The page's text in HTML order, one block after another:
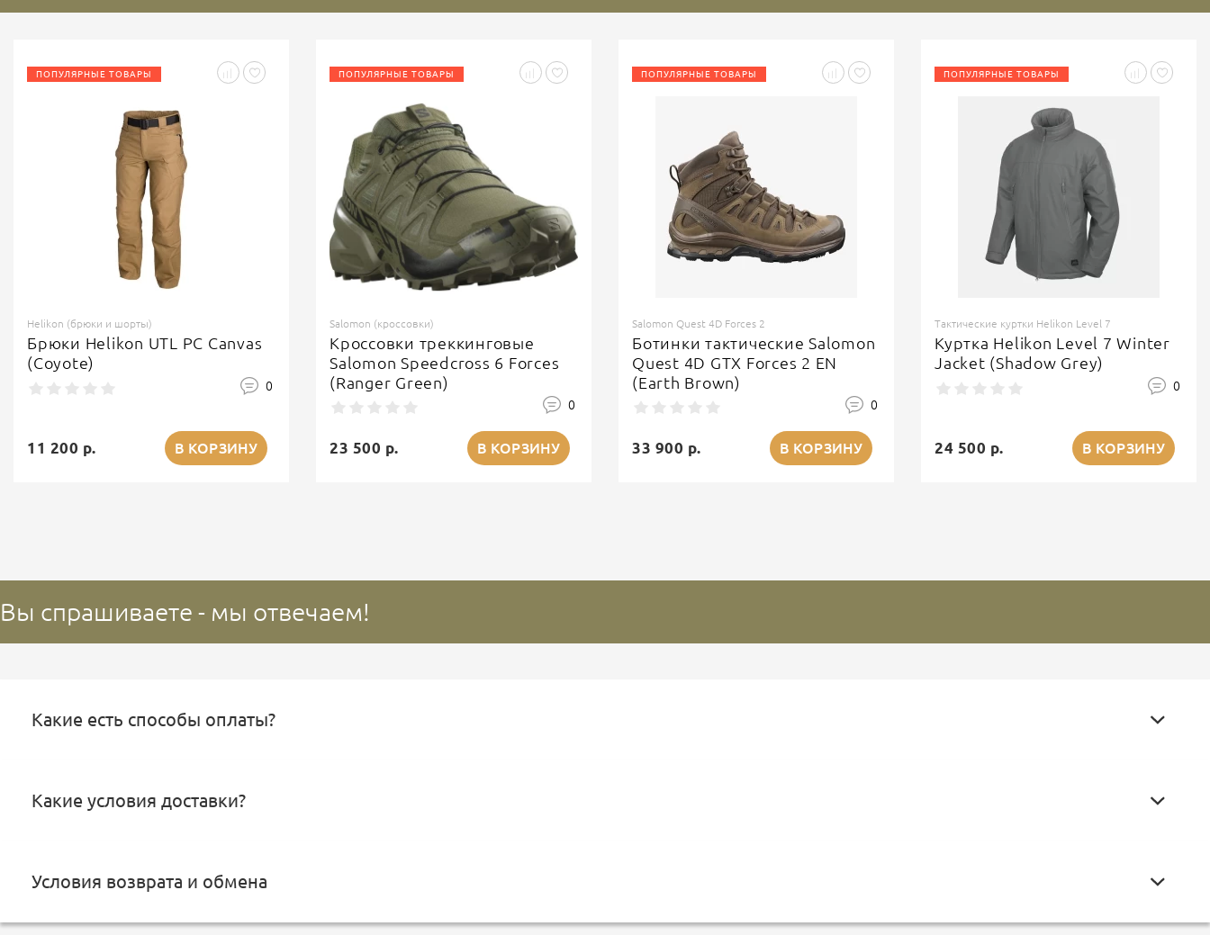
ПОПУЛЯРНЫЕ ТОВАРЫ
Helikon (брюки и шорты)
Брюки Helikon UTL PC Canvas
(Coyote)
0
11 200 р. В КОРЗИНУ
ПОПУЛЯРНЫЕ ТОВАРЫ
Salomon (кроссовки)
Кроссовки треккинговые
Salomon Speedcross 6 Forces
(Ranger Green)
0
23 500 р. В КОРЗИНУ
ПОПУЛЯРНЫЕ ТОВАРЫ
Salomon Quest 4D Forces 2
Ботинки тактические Salomon
Quest 4D GTX Forces 2 EN
(Earth Brown)
0
33 900 р. В КОРЗИНУ
ПОПУЛЯРНЫЕ ТОВАРЫ
Тактические куртки Helikon Level 7
Куртка Helikon Level 7 Winter
Jacket (Shadow Grey)
0
24 500 р. В КОРЗИНУ
Вы спрашиваете - мы отвечаем!
Какие есть способы оплаты?
Какие условия доставки?
Условия возврата и обмена